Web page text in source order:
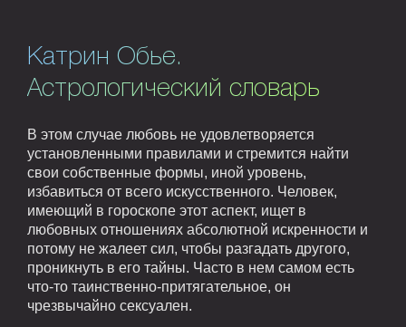
Катрин Обье.
Астрологический словарь
В этом случае любовь не удовлетворяется
установленными правилами и стремится найти
свои собственные формы, иной уровень,
избавиться от всего искусственного. Человек,
имеющий в гороскопе этот аспект, ищет в
любовных отношениях абсолютной искренности и
потому не жалеет сил, чтобы разгадать другого,
проникнуть в его тайны. Часто в нем самом есть
что-то таинственно-притягательное, он
чрезвычайно сексуален.